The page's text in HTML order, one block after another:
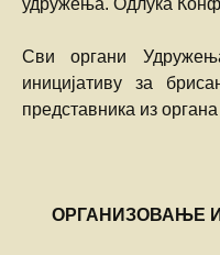
удружења. Одлука
Сви органи
иницијативу за
представника из
ОРГАНИЗОВАЊЕ